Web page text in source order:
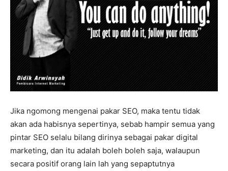
Jika ngomong mengenai pakar SEO, maka tentu tidak
akan ada habisnya sepertinya, sebab hampir semua yang
pintar SEO selalu bilang dirinya sebagai pakar digital
marketing, dan itu adalah boleh boleh saja, walaupun
secara positif orang lain lah yang sepaptutnya